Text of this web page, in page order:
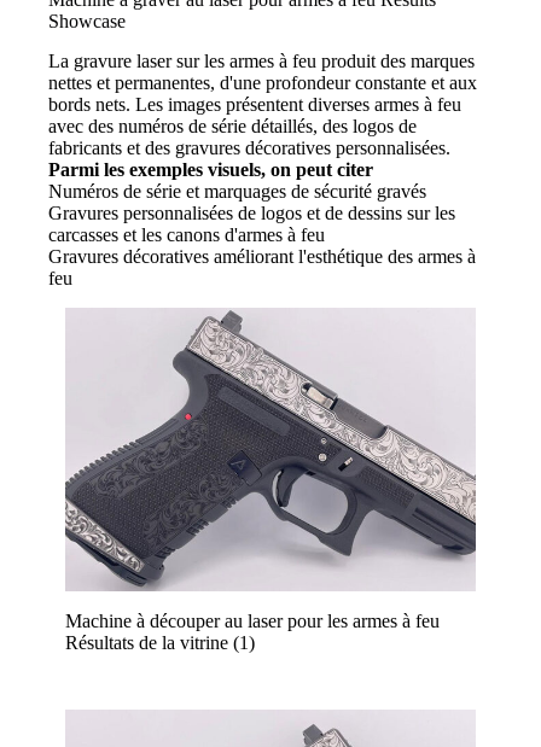
Showcase
La gravure laser sur les armes à feu produit des marques
nettes et permanentes, d'une profondeur constante et aux
bords nets. Les images présentent diverses armes à feu
avec des numéros de série détaillés, des logos de
fabricants et des gravures décoratives personnalisées.
Parmi les exemples visuels, on peut citer
Numéros de série et marquages de sécurité gravés
Gravures personnalisées de logos et de dessins sur les
carcasses et les canons d'armes à feu
Gravures décoratives améliorant l'esthétique des armes à
feu
Machine à découper au laser pour les armes à feu
Résultats de la vitrine (1)